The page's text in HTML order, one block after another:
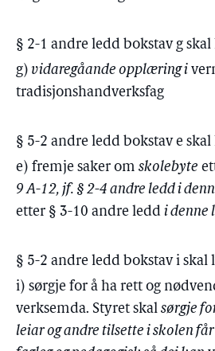
§ 2-1 andre ledd bokstav g skal
g) vidaregåande opplæring i
tradisjonshandverksfag
§ 5-2 andre ledd bokstav e skal
e) fremje saker om skolebyte
9 A-12, jf. § 2-4 andre ledd i
etter § 3-10 andre ledd i denne
§ 5-2 andre ledd bokstav i skal
i) sørgje for å ha rett og
verksemda. Styret skal sørgje
leiar og andre tilsette i skolen